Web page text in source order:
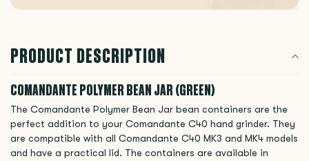
PRODUCT DESCRIPTION
COMANDANTE POLYMER BEAN JAR (GREEN)
The Comandante Polymer Bean Jar bean containers are the
perfect addition to your Comandante C40 hand grinder. They
are compatible with all Comandante C40 MK3 and MK4 models
and have a practical lid. The containers are available in